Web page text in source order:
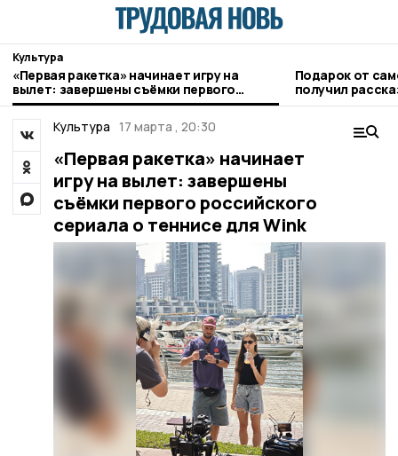
Культура
«Первая ракетка» начинает игру на
вылет: завершены съёмки первого
российского сериала о теннисе для Wink
Подарок от
получил
музей
Культура 17 марта , 20:30
«Первая ракетка» начинает
игру на вылет: завершены
съёмки первого российского
сериала о теннисе для Wink